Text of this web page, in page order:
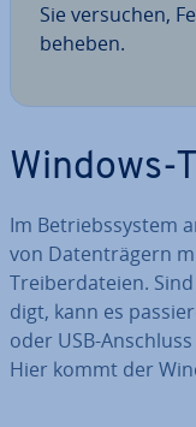
Sie versuchen,
beheben.
Windows-
Im Be­triebs­sys­tem
von Da­ten­trä­gern
Trei­ber­da­tei­en.
digt, kann es
oder USB-
Hier kommt der